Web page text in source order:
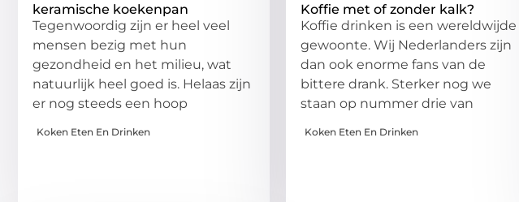
keramische koekenpan
Tegenwoordig zijn er heel veel
mensen bezig met hun
gezondheid en het milieu, wat
natuurlijk heel goed is. Helaas zijn
er nog steeds een hoop
Koken Eten En Drinken
Koffie met of zonder kalk?
Koffie drinken is een wereldwijde
gewoonte. Wij Nederlanders zijn
dan ook enorme fans van de
bittere drank. Sterker nog we
staan op nummer drie van
Koken Eten En Drinken